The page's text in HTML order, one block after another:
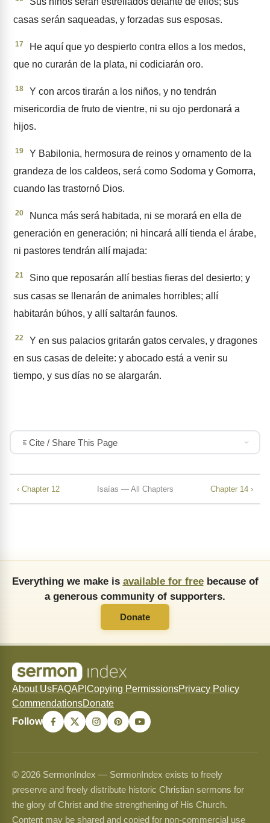
casas serán saqueadas, y forzadas sus esposas.
17
He aquí que yo despierto con­tra ellos a los medos,
que no curarán de la plata, ni codiciarán oro.
18
Y con arcos tirarán a los niños, y no tendrán
misericordia de fruto de vientre, ni su ojo per­donará a
hijos.
19
Y Babilonia, hermosura de rei­nos y ornamento de la
grandeza de los caldeos, será como Sodoma y Gomorra,
cuando las trastornó Dios.
20
Nunca más será habitada, ni se morará en ella de
generación en generación; ni hincará allí tienda el árabe,
ni pastores ten­drán allí majada:
21
Sino que reposarán allí bestias fieras del desierto; y
sus casas se llenarán de animales horribles; allí
habitarán búhos, y allí saltarán faunos.
22
Y en sus palacios gritarán gatos cervales, y dragones
en sus casas de deleite: y abocado está a venir su
tiempo, y sus días no se alargarán.
Cite / Share This Page
‹ Chapter 12 Isaías — All Chapters Chapter 14 ›
Everything we make is available for freebecause of
a generous community of supporters.
Donate
About UsFAQAPI Copying PermissionsPrivacy Policy
CommendationsDonate
Follow
© 2026 SermonIndex — SermonIndex exists to freely
preserve and freely distribute historic Christian sermons for
the glory of Christ and the strengthening of His Church.
Content may be shared and copied for non-commercial use